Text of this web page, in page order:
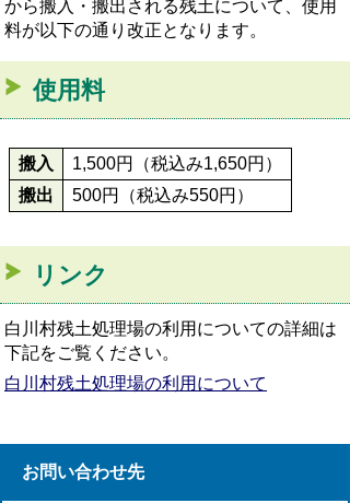
から搬入・搬出される残土について、使用
料が以下の通り改正となります。
使用料
搬入
1,500円（税込み1,650円）
搬出
500円（税込み550円）
リンク
白川村残土処理場の利用についての詳細は
下記をご覧ください。
白川村残土処理場の利用について
お問い合わせ先